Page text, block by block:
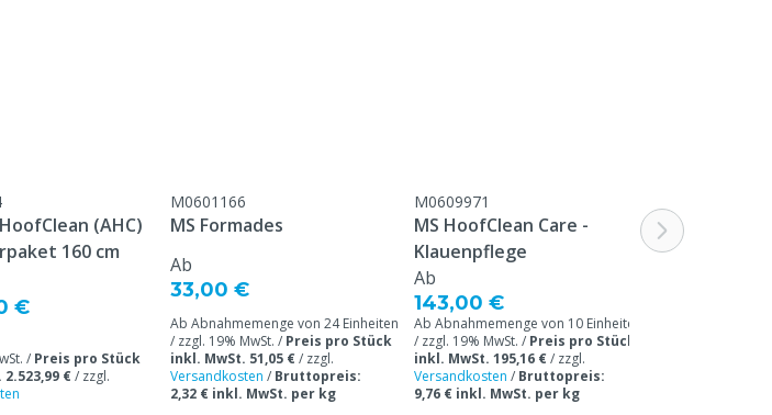
(AHC)
160 cm
€
/ Preis pro Stück
€/ zzgl.
M0601166
MS Formades
Ab
33,00 €
Ab Abnahmemenge von 24 Einheiten
/ zzgl. 19% MwSt. / Preis pro Stück
inkl. MwSt. 51,05 €/ zzgl.
Versandkosten / Bruttopreis:
2,32 € inkl. MwSt. per kg
M0609971
MS HoofClean Care -
Klauenpflege
Ab
143,00 €
Ab Abnahmemenge von 10 Einheiten
/ zzgl. 19% MwSt. / Preis pro Stück
inkl. MwSt. 195,16 €/ zzgl.
Versandkosten / Bruttopreis:
9,76 € inkl. MwSt. per kg